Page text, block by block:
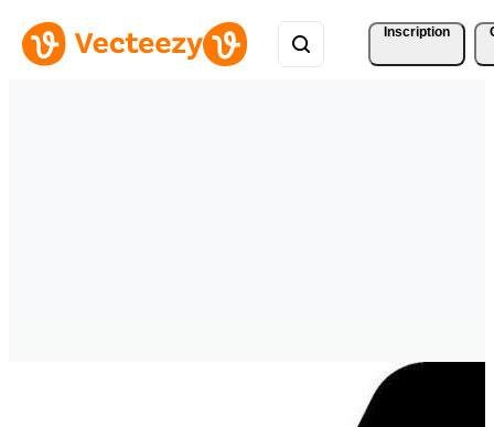
Inscription